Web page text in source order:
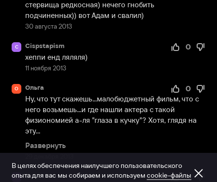
30 августа 2013
стервища редкосная) нечего гнобить
подчиненных)) вот Адам и свалил)
C Cispstapism
11 ноября 2013
0
хеппи енд ляляля)
О Ольга
0
Ну, что тут скажешь...малобюджетный фильм, что с
него возьмешь...и где нашли актера с такой
физиономией а-ля "глаза в кучку"? Хотя, глядя на
эту...
Развернуть
Е Ева -4
В целях обеспечения наилучшего пользовательского
опыта для вас мы собираем и используем cookie-файлы